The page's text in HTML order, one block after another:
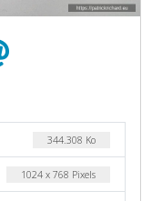
344.308 Ko
1024 x 768 Pixels